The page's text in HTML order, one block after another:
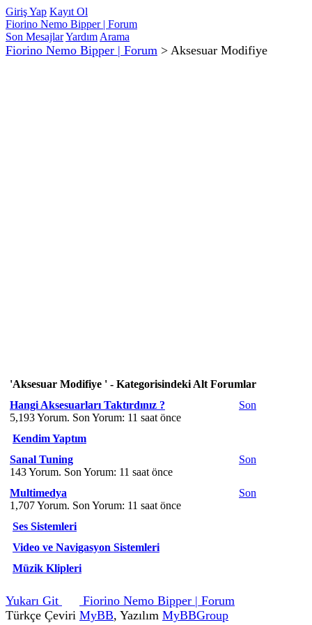
Giriş Yap Kayıt Ol
Fiorino Nemo Bipper | Forum
Son MesajlarYardım Arama
Fiorino Nemo Bipper | Forum > Aksesuar Modifiye
'Aksesuar Modifiye ' - Kategorisindeki Alt Forumlar
Hangi Aksesuarları Taktırdınız ?
5,193 Yorum. Son Yorum: 11 saat önce
Son
Kendim Yaptım
Sanal Tuning
143 Yorum. Son Yorum: 11 saat önce
Son
Multimedya
1,707 Yorum. Son Yorum: 11 saat önce
Son
Ses Sistemleri
Video ve Navigasyon Sistemleri
Müzik Klipleri
Yukarı Git
Fiorino Nemo Bipper | Forum
Türkçe Çeviri MyBB, Yazılım MyBBGroup